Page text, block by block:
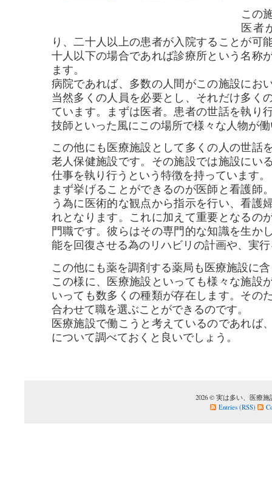
この
医者
り、二十人以上の患者が入院することが可
十人以下の場合であれば診療所という名称
ます。
病院であれば、多数の人間がこの施設にお
当然多くの人員を必要とし、それだけ多く
ています。まずは医者。患者の世話を執り
技師といった風にこの場所で様々な人物が
この他にも医療施設として多くの人の世話
老人保健施設です。その施設では施設にい
仕事を執り行うという特徴を持っています。
まず挙げることができるのが医師と看護師
う為に医術的な観点から指示を行い、看護
れとなります。これに加えて重要となるの
門職です。彼らはその専門的な知識を生か
能を回復させる為のリハビリの計画や、実
この他にも薬を調剤する薬局も医療施設に
この様に、医療施設といっても様々な施設
いっても数多くの種類が存在します。その
合わせて職を選ぶことができるのです。
医療施設で働こうと考えているのであれば
について調べておくと良いでしょう。
2026 © 実は多い、医療施
Entries (RSS)